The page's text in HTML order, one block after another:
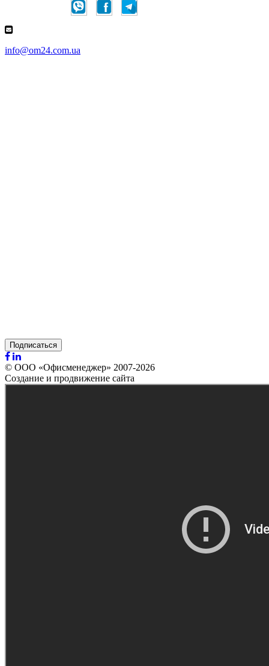
info@om24.com.ua
Подписаться
© ООО «Офисменеджер» 2007-2026
Создание и продвижение сайта